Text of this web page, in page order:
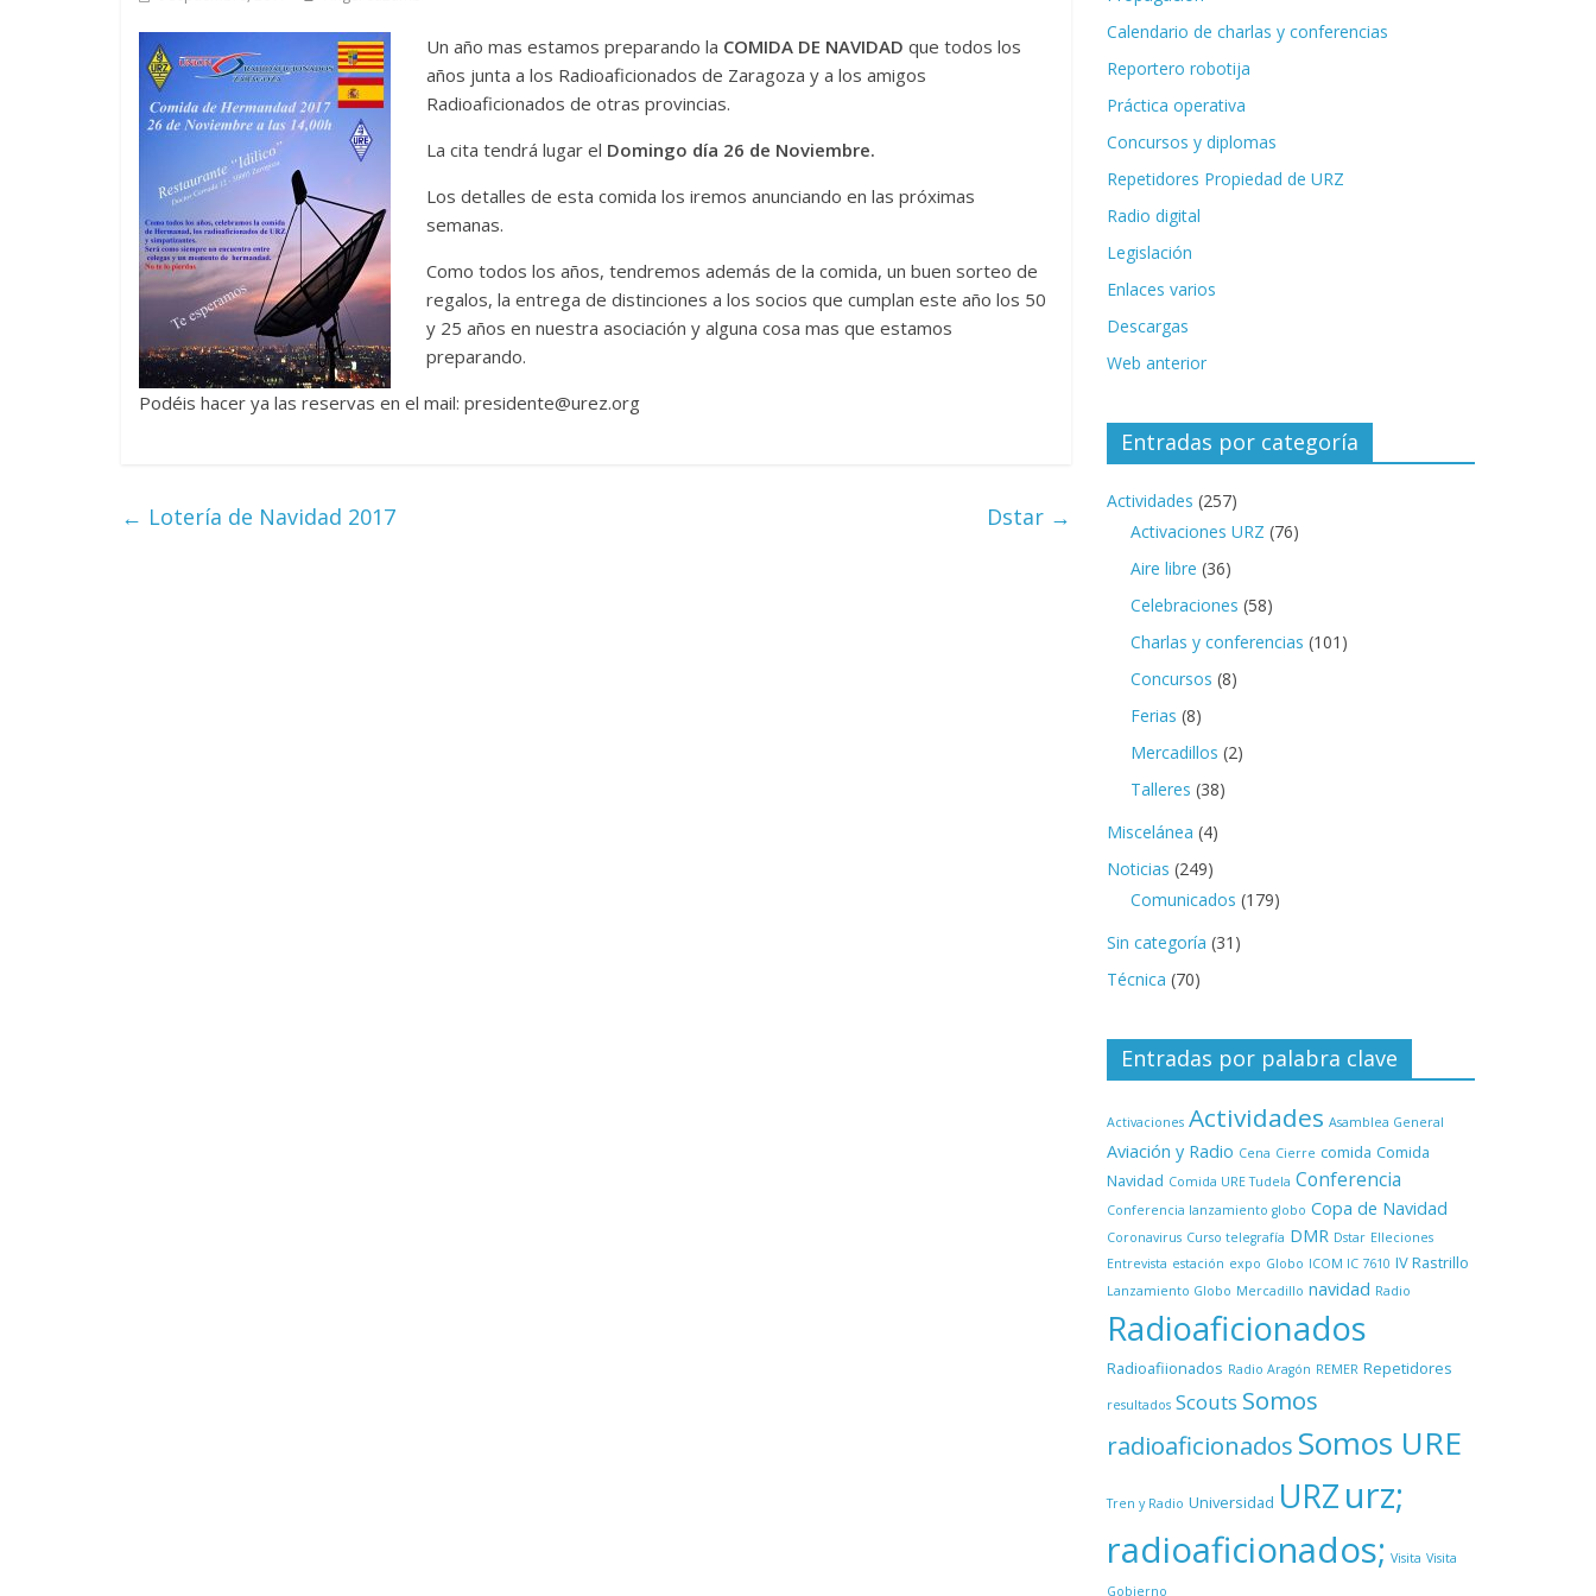
Un año mas estamos preparando la COMIDA DE NAVIDAD que todos los
años junta a los Radioaficionados de Zaragoza y a los amigos
Radioaficionados de otras provincias.
La cita tendrá lugar el Domingo día 26 de Noviembre.
Los detalles de esta comida los iremos anunciando en las próximas
semanas.
Como todos los años, tendremos además de la comida, un buen sorteo de
regalos, la entrega de distinciones a los socios que cumplan este año los 50
y 25 años en nuestra asociación y alguna cosa mas que estamos
preparando.
Podéis hacer ya las reservas en el mail: presidente@urez.org
← Lotería de Navidad 2017 Dstar →
Calendario de charlas y conferencias
Reportero robotija
Práctica operativa
Concursos y diplomas
Repetidores Propiedad de URZ
Radio digital
Legislación
Enlaces varios
Descargas
Web anterior
Entradas por categoría
Actividades (257)
Activaciones URZ (76)
Aire libre (36)
Celebraciones (58)
Charlas y conferencias (101)
Concursos (8)
Ferias (8)
Mercadillos (2)
Talleres (38)
Miscelánea (4)
Noticias (249)
Comunicados (179)
Sin categoría (31)
Técnica (70)
Entradas por palabra clave
Activaciones Actividades Asamblea General
Aviación y Radio Cena Cierre comida Comida
Navidad Comida URE Tudela Conferencia
Conferencia lanzamiento globo Copa de Navidad
Coronavirus Curso telegrafía DMR Dstar Elleciones
Entrevista estación expo Globo ICOM IC 7610 IV Rastrillo
Lanzamiento Globo Mercadillo navidad Radio
Radioaficionados
Radioafiionados Radio Aragón REMER Repetidores
resultados Scouts Somos
radioaficionados Somos URE
Tren y Radio Universidad URZurz;
radioaficionados; Visita Visita
Gobierno